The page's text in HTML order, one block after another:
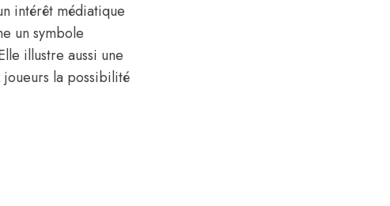
intérêt médiatique
un symbole
illustre aussi une
la possibilité